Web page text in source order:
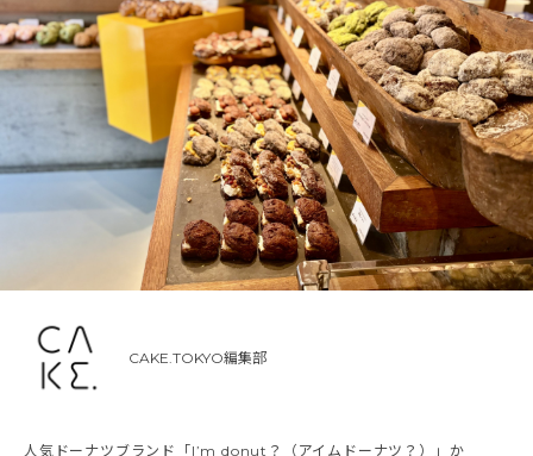
CAKE.TOKYO編集部
人気ドーナツブランド「I’m donut？（アイムドーナツ？）」か